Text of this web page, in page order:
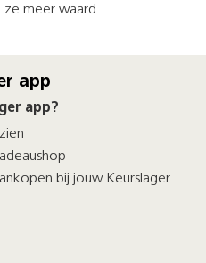
ze meer waard.
app
app?
bij jouw Keurslager